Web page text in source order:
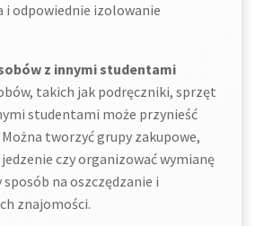
i odpowiednie izolowanie
z innymi studentami
takich jak podręczniki, sprzęt
studentami może przynieść
tworzyć grupy zakupowe,
czy organizować wymianę
sposób na oszczędzanie i
znajomości.